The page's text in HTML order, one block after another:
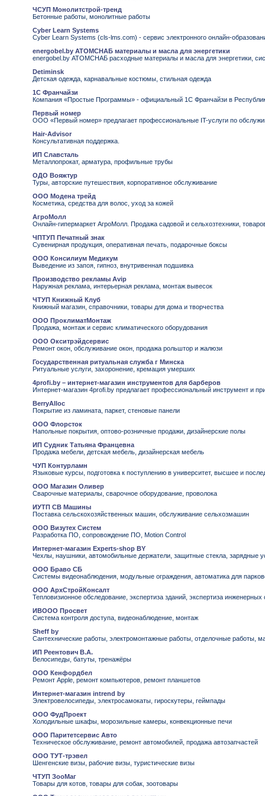
ЧСУП Монолитстрой-тренд
Бетонные работы, монолитные работы
Cyber Learn Systems
Cyber Learn Systems (cls-lms.com) - сервис электронного онлайн-
energobel.by АТОМСНАБ материалы и масла для энергетики
energobel.by АТОМСНАБ расходные материалы и масла для энергетики,
Detiminsk
Детская одежда, карнавальные костюмы, стильная одежда
1С Франчайзи
Компания «Простые Программы» - официальный 1С Франчайзи в
Первый номер
ООО «Первый номер» предлагает профессиональные IT-услуги по
Hair-Advisor
Консультативная поддержка.
ИП Славсталь
Металлопрокат, арматура, профильные трубы
ОДО Вояжтур
Туры, авторские путешествия, корпоративное обслуживание
ООО Модена трейд
Косметика, средства для волос, уход за кожей
АгроМолл
Онлайн-гипермаркет АгроМолл. Продажа садовой и сельхозтехники,
ЧПТУП Печатный знак
Сувенирная продукция, оперативная печать, подарочные боксы
OOO Консилиум Медикум
Выведение из запоя, гипноз, внутривенная подшивка
Производство рекламы Avip
Наружная реклама, интерьерная реклама, монтаж вывесок
ЧТУП Книжный Клуб
Книжный магазин, справочники, товары для дома и творчества
ООО ПроклиматМонтаж
Продажа, монтаж и сервис климатического оборудования
ООО Окситрэйдсервис
Ремонт окон, обслуживание окон, продажа рольштор и жалюзи
Государственная ритуальная служба г Минска
Ритуальные услуги, захоронение, кремация умерших
4profi.by – интернет-магазин инструментов для барберов
Интернет-магазин 4profi.by предлагает профессиональный инструмент и
BerryAlloc
Покрытие из ламината, паркет, стеновые панели
ООО Флорсток
Напольные покрытия, оптово-розничные продажи, дизайнерские полы
ИП Судник Татьяна Францевна
Продажа мебели, детская мебель, дизайнерская мебель
ЧУП Контурламн
Языковые курсы, подготовка к поступлению в университет, высшее и
ООО Магазин Оливер
Сварочные материалы, сварочное оборудование, проволока
ИУТП СВ Машины
Поставка сельскохозяйственных машин, обслуживание сельхозмашин
ООО Визутех Систем
Разработка ПО, сопровождение ПО, Motion Control
Интернет-магазин Experts-shop BY
Чехлы, наушники, автомобильные держатели, защитные стекла, зарядные
ООО Браво СБ
Системы видеонаблюдения, модульные ограждения, автоматика для
ООО АрхСтройКонсалт
Тепловизионное обследование, экспертиза зданий, экспертиза инженерных
ИВООО Просвет
Система контроля доступа, видеонаблюдение, монтаж
Sheff by
Сантехнические работы, электромонтажные работы, отделочные работы,
ИП Реентович В.А.
Велосипеды, батуты, тренажёры
ООО Кенфордбел
Ремонт Apple, ремонт компьютеров, ремонт планшетов
Интернет-магазин intrend by
Электровелосипеды, электросамокаты, гироскутеры, геймпады
ООО ФудПроект
Холодильные шкафы, морозильные камеры, конвекционные печи
ООО Паритетсервис Авто
Техническое обслуживание, ремонт автомобилей, продажа автозапчастей
ООО ТУТ-трэвел
Шенгенские визы, рабочие визы, туристические визы
ЧТУП ЗооМаг
Товары для котов, товары для собак, зоотовары